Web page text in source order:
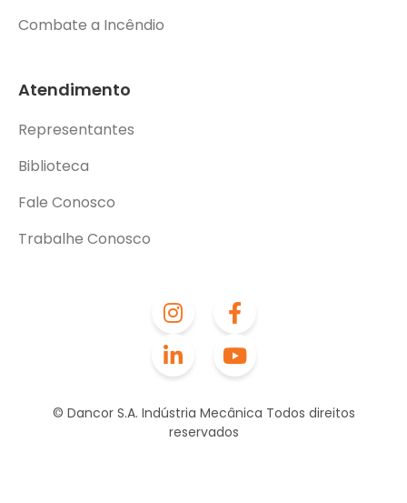
© Dancor S.A. Indústria Mecânica Todos direitos
reservados
Combate a Incêndio
Atendimento
Representantes
Biblioteca
Fale Conosco
Trabalhe Conosco